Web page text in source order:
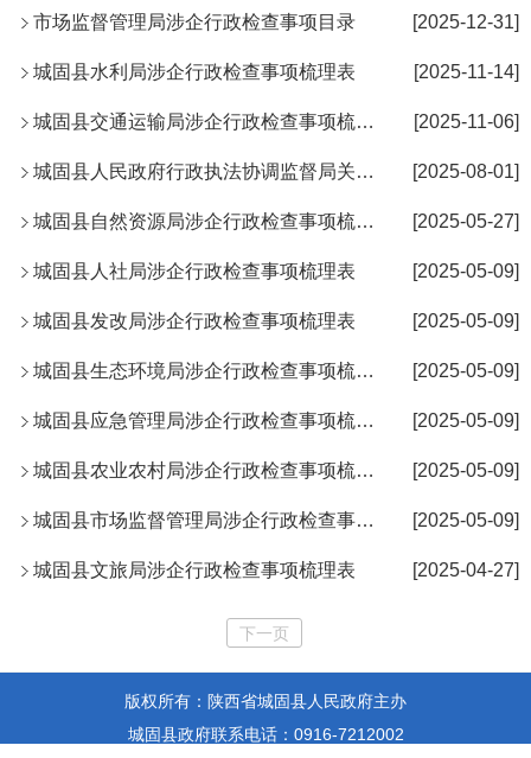
[2025-12-31]
市场监督管理局涉企行政检查事项目录
[2025-11-14]
城固县水利局涉企行政检查事项梳理表
[2025-11-06]
城固县交通运输局涉企行政检查事项梳理表
[2025-08-01]
城固县人民政府行政执法协调监督局关于公布涉企行政检查主体清单...
[2025-05-27]
城固县自然资源局涉企行政检查事项梳理表
[2025-05-09]
城固县人社局涉企行政检查事项梳理表
[2025-05-09]
城固县发改局涉企行政检查事项梳理表
[2025-05-09]
城固县生态环境局涉企行政检查事项梳理表
[2025-05-09]
城固县应急管理局涉企行政检查事项梳理表
[2025-05-09]
城固县农业农村局涉企行政检查事项梳理表
[2025-05-09]
城固县市场监督管理局涉企行政检查事项梳理表
[2025-04-27]
城固县文旅局涉企行政检查事项梳理表
下一页
版权所有：陕西省城固县人民政府主办
城固县政府联系电话：0916-7212002